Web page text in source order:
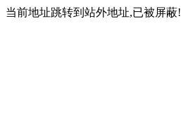
当前地址跳转到站外地址,已被屏蔽!